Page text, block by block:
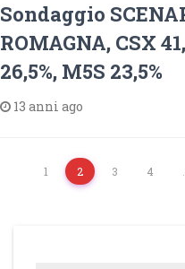
Sondaggio
ROMAGNA, CSX
26,5%, M5S 23,5%
13 anni ago
1 2 3 4